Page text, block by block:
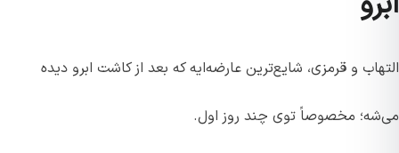
التهاب و قرمزی، شایع‌ترین عارضه‌ایه که بعد از کاشت ابرو دیده
می‌شه؛ مخصوصاً توی چند روز اول.